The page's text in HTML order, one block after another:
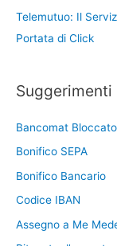
Telemutuo: Il
Portata di Click
Suggerimenti
Bancomat
Bonifico SEPA
Bonifico Bancario
Codice IBAN
Assegno a Me